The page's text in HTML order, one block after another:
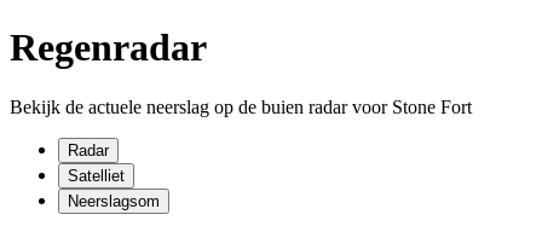
Regenradar
Bekijk de actuele neerslag op de buien radar voor Stone Fort
Radar
Satelliet
Neerslagsom